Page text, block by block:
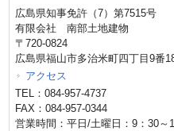
広島県知事免許（7）第7515号
有限会社 南部土地建物
〒720-0824
広島県福山市多治米町四丁目9番
アクセス
TEL：084-957-4737
FAX：084-957-0344
営業時間：平日/土曜日：9：30～